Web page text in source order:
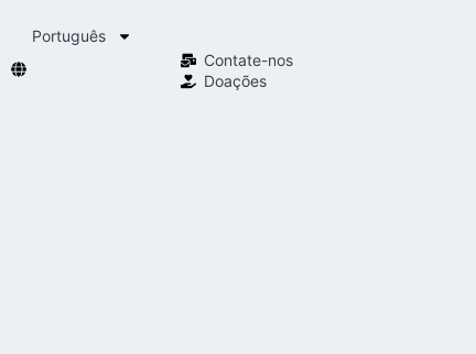
Português
Contate-nos
Doações